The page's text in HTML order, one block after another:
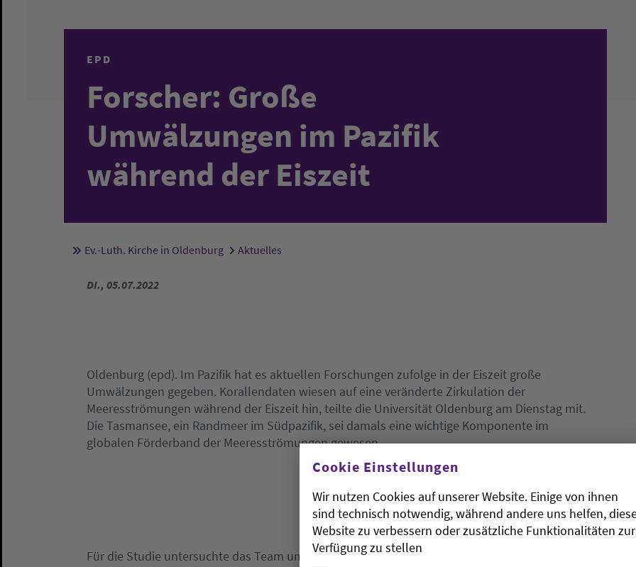
EPD
Forscher: Große
Umwälzungen im Pazifik
während der Eiszeit
Sie sind hier:
Ev.-Luth. Kirche in Oldenburg Aktuelles
DI., 05.07.2022
Oldenburg (epd). Im Pazifik hat es aktuellen Forschungen zufolge in der Eiszeit große
Umwälzungen gegeben. Korallendaten wiesen auf eine veränderte Zirkulation der
Meeresströmungen während der Eiszeit hin, teilte die Universität Oldenburg am Dienstag mit.
Die Tasmansee, ein Randmeer im Südpazifik, sei damals eine wichtige Komponente im
globalen Förderband der Meeresströmungen gewesen.
Für die Studie untersuchte das Team um den Oldenburger Forscher Torben Struve 62 fossile
Cookie Einstellungen
Wir nutzen Cookies auf unserer Website. Einige von ihnen
sind technisch notwendig, während andere uns helfen,
Website zu verbessern oder zusätzliche Funktionalitäten zur
Verfügung zu stellen